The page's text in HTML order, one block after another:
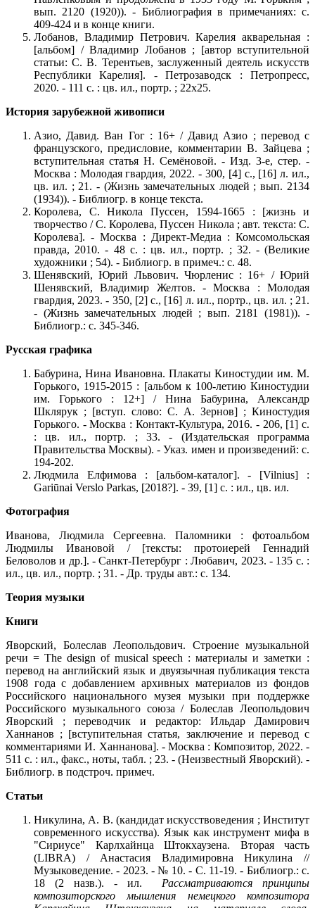
вып. 2120 (1920)). - Библиография в примечаниях: с.
409-424 и в конце книги.
Лобанов, Владимир Петрович. Карелия акварельная :
[альбом] / Владимир Лобанов ; [автор вступительной
статьи: С. В. Терентьев, заслуженный деятель искусств
Республики Карелия]. - Петрозаводск : Петропресс,
2020. - 111 с. : цв. ил., портр. ; 22х25.
История зарубежной живописи
Азио, Давид. Ван Гог : 16+ / Давид Азио ; перевод с
французского, предисловие, комментарии В. Зайцева ;
вступительная статья Н. Семёновой. - Изд. 3-е, стер. -
Москва : Молодая гвардия, 2022. - 300, [4] с., [16] л. ил.,
цв. ил. ; 21. - (Жизнь замечательных людей ; вып. 2134
(1934)). - Библиогр. в конце текста.
Королева, С. Никола Пуссен, 1594-1665 : [жизнь и
творчество / С. Королева, Пуссен Никола ; авт. текста: С.
Королева]. - Москва : Директ-Медиа : Комсомольская
правда, 2010. - 48 с. : цв. ил., портр. ; 32. - (Великие
художники ; 54). - Библиогр. в примеч.: с. 48.
Шенявский, Юрий Львович. Чюрленис : 16+ / Юрий
Шенявский, Владимир Желтов. - Москва : Молодая
гвардия, 2023. - 350, [2] с., [16] л. ил., портр., цв. ил. ; 21.
- (Жизнь замечательных людей ; вып. 2181 (1981)). -
Библиогр.: с. 345-346.
Русская графика
Бабурина, Нина Ивановна. Плакаты Киностудии им. М.
Горького, 1915-2015 : [альбом к 100-летию Киностудии
им. Горького : 12+] / Нина Бабурина, Александр
Шклярук ; [вступ. слово: С. А. Зернов] ; Киностудия
Горького. - Москва : Контакт-Культура, 2016. - 206, [1] с.
: цв. ил., портр. ; 33. - (Издательская программа
Правительства Москвы). - Указ. имен и произведений: с.
194-202.
Людмила Елфимова : [альбом-каталог]. - [Vilnius] :
Gariūnai Verslo Parkas, [2018?]. - 39, [1] с. : ил., цв. ил.
Фотография
Иванова, Людмила Сергеевна. Паломники : фотоальбом
Людмилы Ивановой / [тексты: протоиерей Геннадий
Беловолов и др.]. - Санкт-Петербург : Любавич, 2023. - 135 с. :
ил., цв. ил., портр. ; 31. - Др. труды авт.: с. 134.
Теория музыки
Книги
Яворский, Болеслав Леопольдович. Строение музыкальной
речи = The design of musical speech : материалы и заметки :
перевод на английский язык и двуязычная публикация текста
1908 года с добавлением архивных материалов из фондов
Российского национального музея музыки при поддержке
Российского музыкального союза / Болеслав Леопольдович
Яворский ; переводчик и редактор: Ильдар Дамирович
Ханнанов ; [вступительная статья, заключение и перевод с
комментариями И. Ханнанова]. - Москва : Композитор, 2022. -
511 с. : ил., факс., ноты, табл. ; 23. - (Неизвестный Яворский). -
Библиогр. в подстроч. примеч.
Статьи
Никулина, А. В. (кандидат искусствоведения ; Институт
современного искусства). Язык как инструмент мифа в
"Сириусе" Карлхайнца Штокхаузена. Вторая часть
(LIBRA) / Анастасия Владимировна Никулина //
Музыковедение. - 2023. - № 10. - С. 11-19. - Библиогр.: с.
18 (2 назв.). - ил.
Рассматриваются принципы
композиторского мышления немецкого композитора